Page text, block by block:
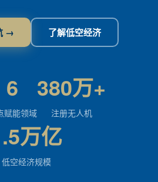
→ 了解低空经济
6
赋能领域
380万+
注册无人机
万亿
低空经济规模